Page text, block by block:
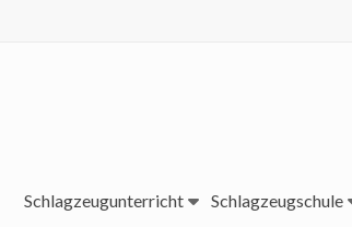
Schlagzeugunterricht Schlagzeugschule